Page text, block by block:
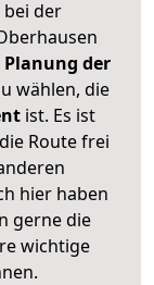
der
Planung der
wählen, die
ist. Es ist
Route frei
hier haben
gerne die
wichtige